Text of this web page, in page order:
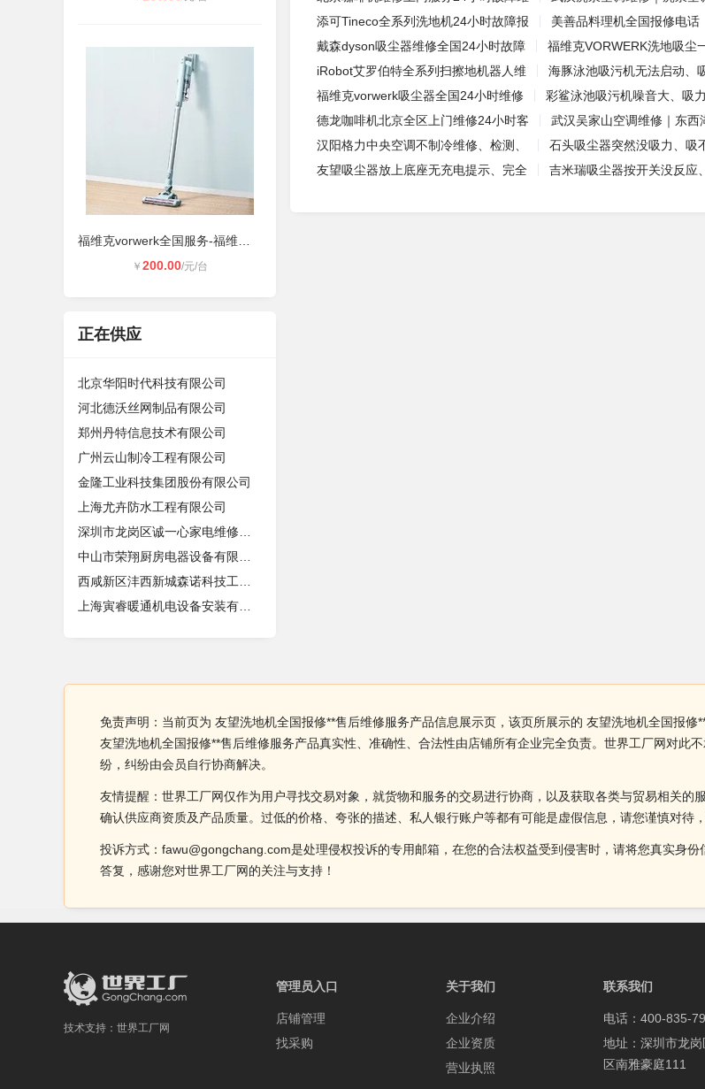
￥ 200.00/元/台
正在供应
北京华阳时代科技有限公司
河北德沃丝网制品有限公司
郑州丹特信息技术有限公司
广州云山制冷工程有限公司
金隆工业科技集团股份有限公司
上海尤卉防水工程有限公司
添可Tineco全系列洗地机24小时故障报
美善品料理机全国报修电话
戴森dyson吸尘器维修全国24小时故障
福维克VORWERK洗地吸尘
iRobot艾罗伯特全系列扫擦地机器人维
海豚泳池吸污机无法启动、
福维克vorwerk吸尘器全国24小时维修
彩鲨泳池吸污机噪音大、吸
德龙咖啡机北京全区上门维修24小时客
武汉吴家山空调维修｜东西
汉阳格力中央空调不制冷维修、检测、
石头吸尘器突然没吸力、吸
友望吸尘器放上底座无充电提示、完全
吉米瑞吸尘器按开关没反应
免责声明：当前页为 友望洗地机全国报修**售后维修服务产品信息展示页，该页所展示的 友望洗地机全国报
友望洗地机全国报修**售后维修服务产品真实性、准确性、合法性由店铺所有企业完全负责。世界工厂网对此
纷，纠纷由会员自行协商解决。
友情提醒：世界工厂网仅作为用户寻找交易对象，就货物和服务的交易进行协商，以及获取各类与贸易相关
确认供应商资质及产品质量。过低的价格、夸张的描述、私人银行账户等都有可能是虚假信息，请您谨慎对待
投诉方式：fawu@gongchang.com是处理侵权投诉的专用邮箱，在您的合法权益受到侵害时，请将您真实身
答复，感谢您对世界工厂网的关注与支持！
技术支持： 世界工厂网
管理员入口
店铺管理
找采购
关于我们
企业介绍
企业资质
营业执照
联系我们
电话：400-835-
地址：深圳市龙
区南雅豪庭111